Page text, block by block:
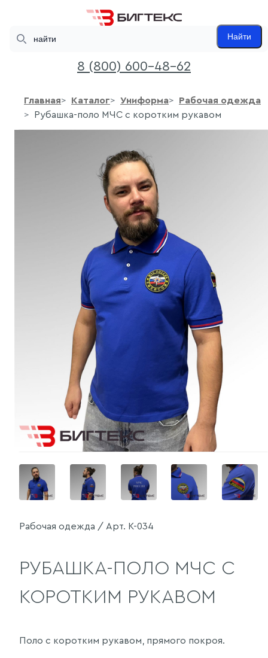
Найти
8 (800) 600-48-62
Главная Каталог Униформа
Рабочая одежда
Рубашка-поло МЧС с коротким рукавом
Рабочая одежда / Арт. К-034
РУБАШКА-ПОЛО МЧС С
КОРОТКИМ РУКАВОМ
Поло с коротким рукавом, прямого покроя.